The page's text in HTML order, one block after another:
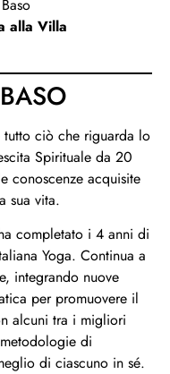
alla Villa
tutto ciò che riguarda lo
Spirituale da 20
conoscenze acquisite
sua vita.
completato i 4 anni di
Yoga. Continua a
integrando nuove
per promuovere il
alcuni tra i migliori
di
di ciascuno in sé.